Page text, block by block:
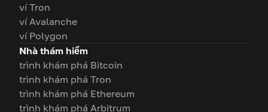
ví Tron
ví Avalanche
ví Polygon
Nhà thám hiểm
trình khám phá Bitcoin
trình khám phá Tron
trình khám phá Ethereum
trình khám phá Arbitrum